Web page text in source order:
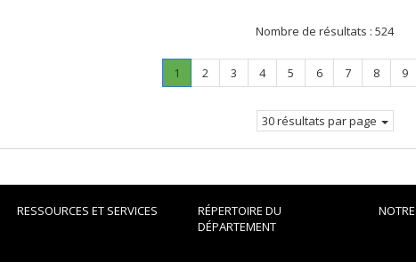
Nombre de résultats : 524
Page
1
Page
Page
2 Page
3 Page
4 Page
5 Page
6 Page
7 Page
8 9
30 résultats par page
RESSOURCES ET SERVICES
RÉPERTOIRE DU
DÉPARTEMENT